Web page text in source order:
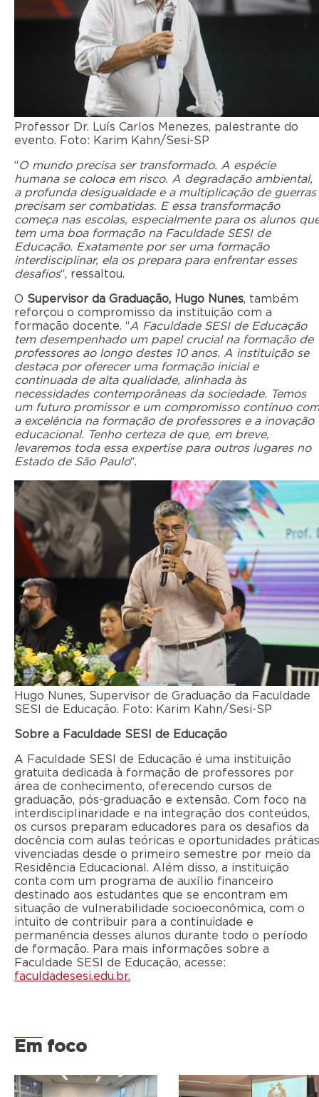
Professor Dr. Luís Carlos Menezes, palestrante do
evento. Foto: Karim Kahn/Sesi-SP
“O mundo precisa ser transformado. A espécie
humana se coloca em risco. A degradação ambiental,
a profunda desigualdade e a multiplicação de guerras
precisam ser combatidas. E essa transformação
começa nas escolas, especialmente para os alunos
tem uma boa formação na Faculdade SESI de
Educação. Exatamente por ser uma formação
interdisciplinar, ela os prepara para enfrentar esses
desafios“, ressaltou.
O Supervisor da Graduação, Hugo Nunes, também
reforçou o compromisso da instituição com a
formação docente. “A Faculdade SESI de Educação
tem desempenhado um papel crucial na formação de
professores ao longo destes 10 anos. A instituição se
destaca por oferecer uma formação inicial e
continuada de alta qualidade, alinhada às
necessidades contemporâneas da sociedade. Temos
um futuro promissor e um compromisso contínuo com
a excelência na formação de professores e a inovação
educacional. Tenho certeza de que, em breve,
levaremos toda essa expertise para outros lugares no
Estado de São Paulo“.
Hugo Nunes, Supervisor de Graduação da Faculdade
SESI de Educação. Foto: Karim Kahn/Sesi-SP
Sobre a Faculdade SESI de Educação
A Faculdade SESI de Educação é uma instituição
gratuita dedicada à formação de professores por
área de conhecimento, oferecendo cursos de
graduação, pós-graduação e extensão. Com foco na
interdisciplinaridade e na integração dos conteúdos,
os cursos preparam educadores para os desafios da
docência com aulas teóricas e oportunidades
vivenciadas desde o primeiro semestre por meio da
Residência Educacional. Além disso, a instituição
conta com um programa de auxílio financeiro
destinado aos estudantes que se encontram em
situação de vulnerabilidade socioeconômica, com o
intuito de contribuir para a continuidade e
permanência desses alunos durante todo o período
de formação. Para mais informações sobre a
Faculdade SESI de Educação, acesse:
faculdadesesi.edu.br.
Em foco